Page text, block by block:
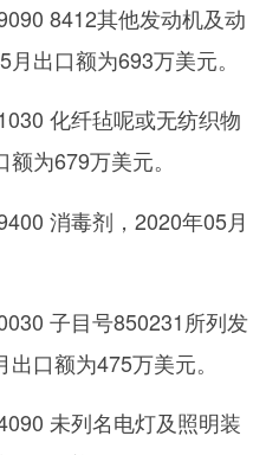
8412其他发动机及动
出口额为693万美元。
化纤毡呢或无纺织物
为679万美元。
消毒剂，2020年05月
子目号850231所列发
口额为475万美元。
未列名电灯及照明装